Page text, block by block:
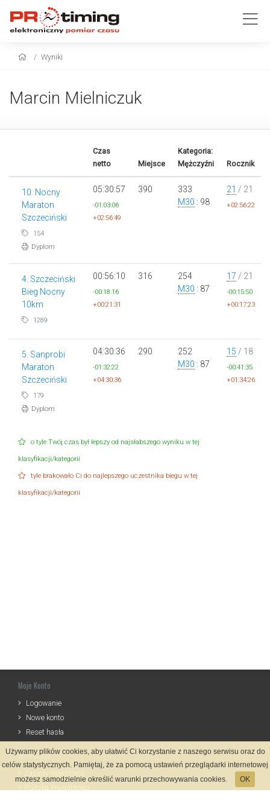
Wyniki
Marcin Mielniczuk
Czas
netto
Miejsce
Kategoria:
Mężczyźni
Rocznik
10. Nocny
Maraton
Szczeciński
154
Dyplom
05:30:57
-01:03:06
+02:56:49
390
333
M30 : 98
21 / 21
+02:56:22
4. Szczeciński
Bieg Nocny
10km
1289
00:56:10
-00:18:16
+00:21:31
316
254
M30 : 87
17 / 21
-00:15:50
+00:17:23
5. Sanprobi
Maraton
Szczeciński
179
Dyplom
04:30:36
-01:32:22
+04:30:36
290
252
M30 : 87
15 / 18
-00:41:35
+01:34:26
o tyle Twój czas był lepszy od najsłabszego wyniku w tej
klasyfikacji/kategorii
tyle brakowało Ci do najlepszego uczestnika biegu w tej
klasyfikacji/kategorii
Moje Konto
Logowanie
Nowe konto
Reset hasła
Informacje
Używamy plików cookies, aby ułatwić Ci korzystanie z naszego serwisu oraz do
celów statystycznych. Pamiętaj, że za pomocą ustawień przeglądarki internetowej
możesz samodzielnie określić warunki przechowywania cookies.
OK